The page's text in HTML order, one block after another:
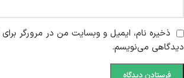
ذخیره نام، ایمیل و وبسایت من در مرورگر برای
دیدگاهی می‌نویسم.